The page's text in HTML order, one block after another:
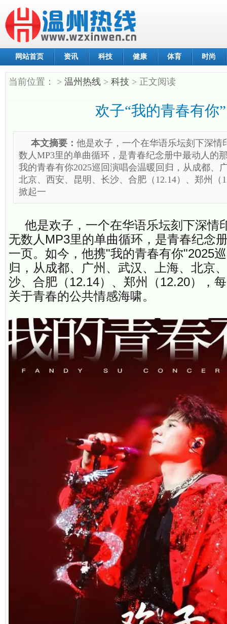
网站首页 资讯 科技 健康 体育 时尚
当前位置： > 温州热线 > 科技 > 正文阅读
欢子“我的青春有你”
本文摘要： 他是欢子，一个在华语乐坛刻下深情
数人MP3里的单曲循环，是青春纪念册中最动人的
我的青春有你2025巡回演唱会温暖回归，从成都、
北京、西安、昆明、长沙、合肥（12.14）、郑州（
掀起一
他是欢子，一个在华语乐坛刻下深情
无数人MP3里的单曲循环，是青春纪念
一页。如今，他携"我的青春有你"2025
归，从成都、广州、武汉、上海、北京
沙、合肥（12.14）、郑州（12.20），
关于青春的公共情感海啸。